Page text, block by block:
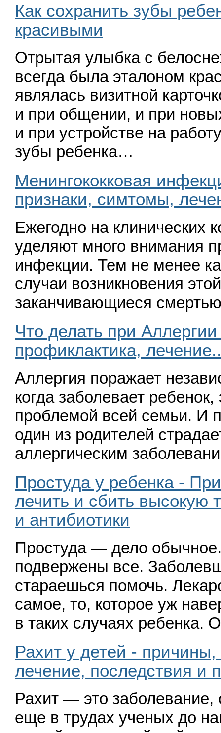
Как сохранить зубы
красивыми
Отрытая улыбка с
всегда была эталоном
являлась визитной
и при общении, и при
и при устройстве на
зубы ребенка…
Менингококковая
признаки, симтомы,
Ежегодно на клинических
уделяют много внимания
инфекции. Тем не менее
случаи возникновения
заканчивающиеся
Что делать при
профиклактика,
Аллергия поражает
когда заболевает ребенок,
проблемой всей семьи. И
один из родителей
аллергическим
Простуда у ребенка -
лечить и сбить высокую
и антибиотики
Простуда — дело
подвержены все.
стараешься помочь.
самое, то, которое уж
в таких случаях ребенка.
Рахит у детей -
лечение, последствия и
Рахит — это заболевание,
еще в трудах ученых до